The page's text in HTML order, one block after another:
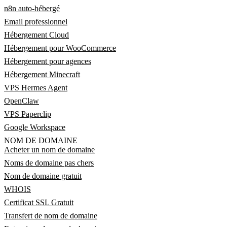
n8n auto-hébergé
Email professionnel
Hébergement Cloud
Hébergement pour WooCommerce
Hébergement pour agences
Hébergement Minecraft
VPS Hermes Agent
OpenClaw
VPS Paperclip
Google Workspace
NOM DE DOMAINE
Acheter un nom de domaine
Noms de domaine pas chers
Nom de domaine gratuit
WHOIS
Certificat SSL Gratuit
Transfert de nom de domaine